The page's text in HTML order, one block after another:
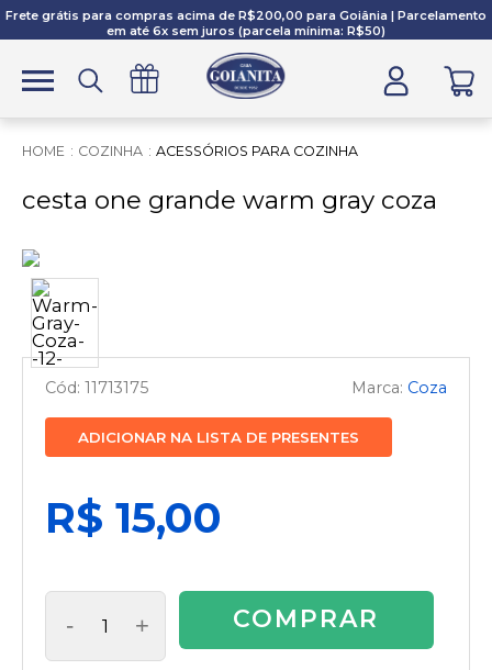
Frete grátis para compras acima de R$200,00 para Goiânia | Parcelamento
em até 6x sem juros (parcela mínima: R$50)
COZINHA ACESSÓRIOS PARA COZINHA
cesta one grande warm gray coza
11713175 Coza
ADICIONAR NA LISTA DE PRESENTES
R$ 15,00
- + COMPRAR